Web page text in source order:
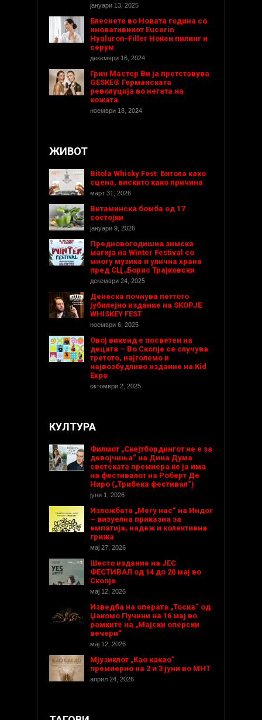
јануари 13, 2025
Блеснете во Новата година со
иновативниот Eucerin
Hyaluron-Filler Ноќен пилинг и
серум
декември 16, 2024
Грин Мастер Ви ја претставува
GESKE® Германската
револуција во негата на
кожата
ноември 18, 2024
ЖИВОТ
Bitola Whisky Fest: Битола како
сцена, вискито како причина
март 31, 2026
Витаминска бомба од 17
состојки
јануари 9, 2026
Предновогодишнa зимска
магија на Winter Festival со
многу музика и улична храна
пред СЦ „Борис Трајковски
декември 24, 2025
Денеска почнува петтото
јубилејно издание на SKOPJE
WHISKEY FEST
ноември 6, 2025
Овој викенд е посветен на
децата – Во Скопје се случува
третото, најголемо и
највозбудливо издание на Kid
Expo
октомври 2, 2025
КУЛТУРА
Филмот „Скејтбордингот не е за
девојчиња“ на Дина Дума
светската премиера ќе ја има
на фестивалот на Роберт Де
Ниро („Трибека фестивал“)
јуни 1, 2026
Изложбата „Меѓу нас“ на Индог
– визуелна приказна за
емпатија, надеж и колективна
грижа
мај 27, 2026
Шесто издание на ЈЕС
ФЕСТИВАЛ од 14 до 20 мај во
Скопје
мај 12, 2026
Изведба на операта „Тоска“ од
Џакомо Пучини на 16 мај во
рамките на „Мајски оперски
вечери“
мај 12, 2026
Мјузиклот „Као какао“
премиерно на 2 и 3 јуни во МНТ
април 24, 2026